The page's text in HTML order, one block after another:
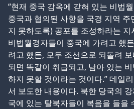
“현재 중국 감옥에 갇혀 있는 비법
중국과 협의된 사항을 국경 지역
지 못하도록) 공포를 조성하라는
비법월경자들이 중국에 가려고 했
려고 했든, 모두 조선으로 되돌려
되면 똑같이 취급되고, 남아 있는
하지 못할 것이라는 것이다.” 데일
서 보도한 내용이다. 북한 당국의
국에 있는 탈북자들이 복음을 들을